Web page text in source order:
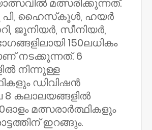
മത്സരിക്കുന്നത്.
പി, ഹൈസ്‌കൂള്‍, ഹയര്‍
ജൂനിയര്‍, സീനിയര്‍,
150ലധികം
നടക്കുന്നത്. 6
നിന്നുള്ള
ഡിവിഷന്‍
8 കലാലയങ്ങളില്‍
മത്സരാര്‍ത്ഥികളും
ഇറങ്ങും.